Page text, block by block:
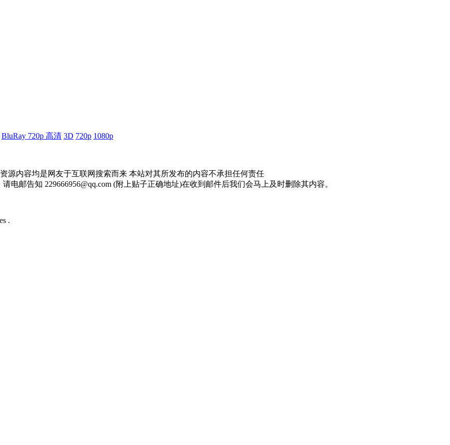
BluRay 720p 高清 3D 720p 1080p
源内容均是网友于互联网搜索而来 本站对其所发布的内容不承担任何责任
电邮告知 229666956@qq.com (附上贴子正确地址)在收到邮件后我们会马上及时删除其内容。
.